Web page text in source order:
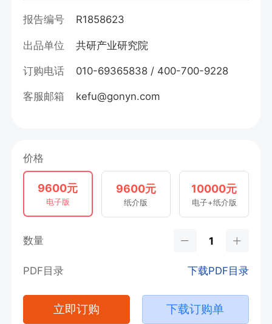
报告编号 R1858623
出品单位 共研产业研究院
订购电话 010-69365838 / 400-700-9228
客服邮箱 kefu@gonyn.com
价格
9600元
电子版
9600元
纸介版
10000元
电子+纸介版
数量
PDF目录 下载PDF目录
立即订购 下载订购单